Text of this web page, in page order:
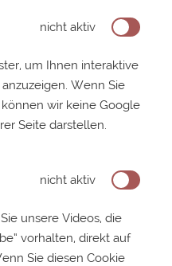
nicht aktiv
um Ihnen interaktive
Wenn Sie
wir keine Google
Seite darstellen.
nicht aktiv
unsere Videos, die
vorhalten, direkt auf
Sie diesen Cookie